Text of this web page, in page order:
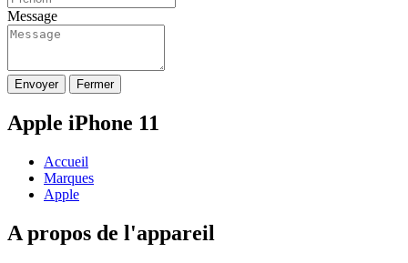
Message
Envoyer Fermer
Apple iPhone 11
Accueil
Marques
Apple
A propos de l'appareil